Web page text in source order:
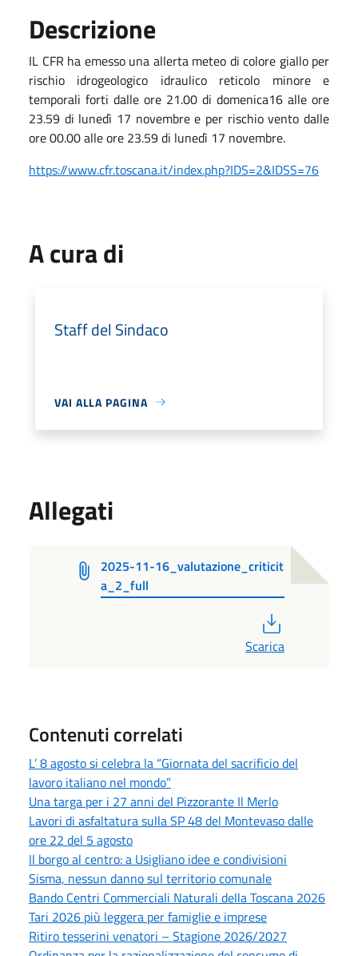
Descrizione
IL CFR ha emesso una allerta meteo di colore giallo per
rischio idrogeologico idraulico reticolo minore e
temporali forti dalle ore 21.00 di domenica16 alle ore
23.59 di lunedì 17 novembre e per rischio vento dalle
ore 00.00 alle ore 23.59 di lunedì 17 novembre.
https://www.cfr.toscana.it/index.php?IDS=2&IDSS=76
A cura di
Staff del Sindaco
VAI ALLA PAGINA
Allegati
2025-11-16_valutazione_criticit
a_2_full
Scarica
Contenuti correlati
L’ 8 agosto si celebra la “Giornata del sacrificio del
lavoro italiano nel mondo”
Una targa per i 27 anni del Pizzorante Il Merlo
Lavori di asfaltatura sulla SP 48 del Montevaso dalle
ore 22 del 5 agosto
Il borgo al centro: a Usigliano idee e condivisioni
Sisma, nessun danno sul territorio comunale
Bando Centri Commerciali Naturali della Toscana 2026
Tari 2026 più leggera per famiglie e imprese
Ritiro tesserini venatori – Stagione 2026/2027